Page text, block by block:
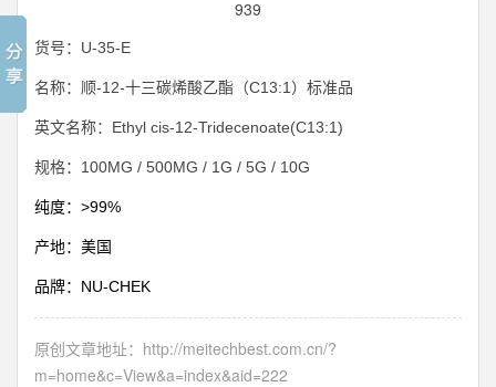
939
货号： U-35-E
名称：顺-12-十三碳烯酸乙酯（C13:1 ）标准品
英文名称： Ethyl cis-12-Tridecenoate(C13:1)
规格： 100MG / 500MG / 1G / 5G / 10G
纯度： >99%
产地：美国
品牌： NU-CHEK
原创文章地址： http://meitechbest.com.cn/?
m=home&c=View&a=index&aid=222